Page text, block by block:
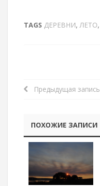
TAGS ДЕРЕВНИ,ЛЕТО,
Предыдущая запись
ПОХОЖИЕ ЗАПИСИ